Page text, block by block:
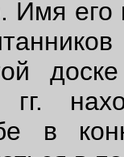
Имя его
гг.
в